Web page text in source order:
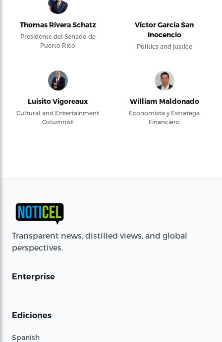
Thomas Rivera Schatz
Presidente del Senado de
Puerto Rico
Víctor García San
Inocencio
Politics and justice
Luisito Vigoreaux
Cultural and Entertainment
Columnist
William Maldonado
Economista y Estratega
Financiero
Transparent news, distilled views, and global
perspectives.
Enterprise
Ediciones
Spanish